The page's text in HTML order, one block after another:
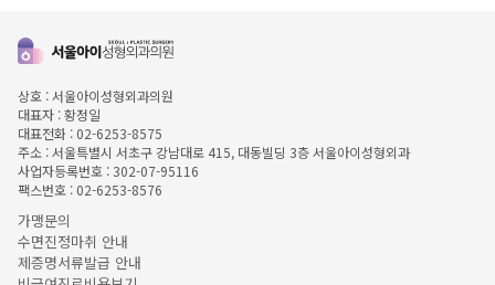
상호 : 서울아이성형외과의원
대표자 : 황정일
대표전화 : 02-6253-8575
주소 : 서울특별시 서초구 강남대로 415, 대동빌딩 3층 서울아이성형외과
사업자등록번호 : 302-07-95116
팩스번호 : 02-6253-8576
가맹문의
수면진정마취 안내
제증명서류발급 안내